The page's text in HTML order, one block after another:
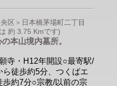
区＞日本橋茅場町二丁目
約 3.75 Kmです)
本山境内墓所。
寺・H12年開設○最寄駅/
徒歩約5分、つくばエ
歩約7分○宗教/以前の宗